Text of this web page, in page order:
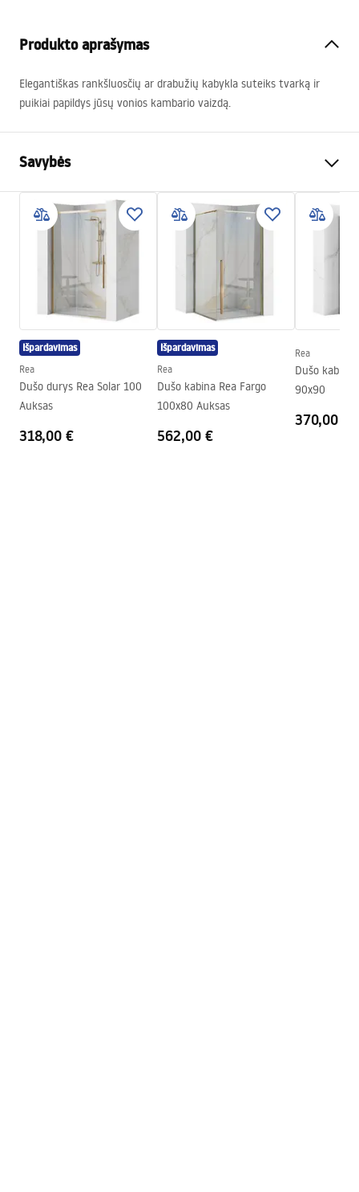
Produkto aprašymas
Elegantiškas rankšluosčių ar drabužių kabykla suteiks tvarką ir
puikiai papildys jūsų vonios kambario vaizdą.
Savybės
Spalva
Šlifuotas plienas
Medžiaga
Metalas
Montavimo būdas
Prisukamas
mm
Aukštis
170
mm
Gylis
65mm
Serija
Mist
Garantija
24 mėnesių
Išpardavimas
Rea
Dušo durys Rea Solar 100
Auksas
318,00 €
Išpardavimas
Rea
Dušo kabina Rea Fargo
100x80 Auksas
562,00 €
Rea
Dušo kabina
90x90
370,00 €